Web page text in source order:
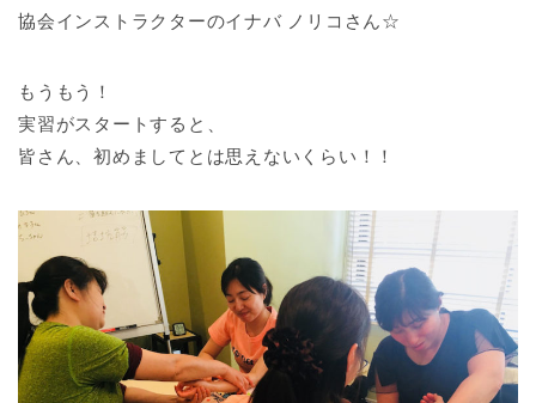
協会インストラクターのイナバ ノリコさん☆
もうもう！
実習がスタートすると、
皆さん、初めましてとは思えないくらい！！